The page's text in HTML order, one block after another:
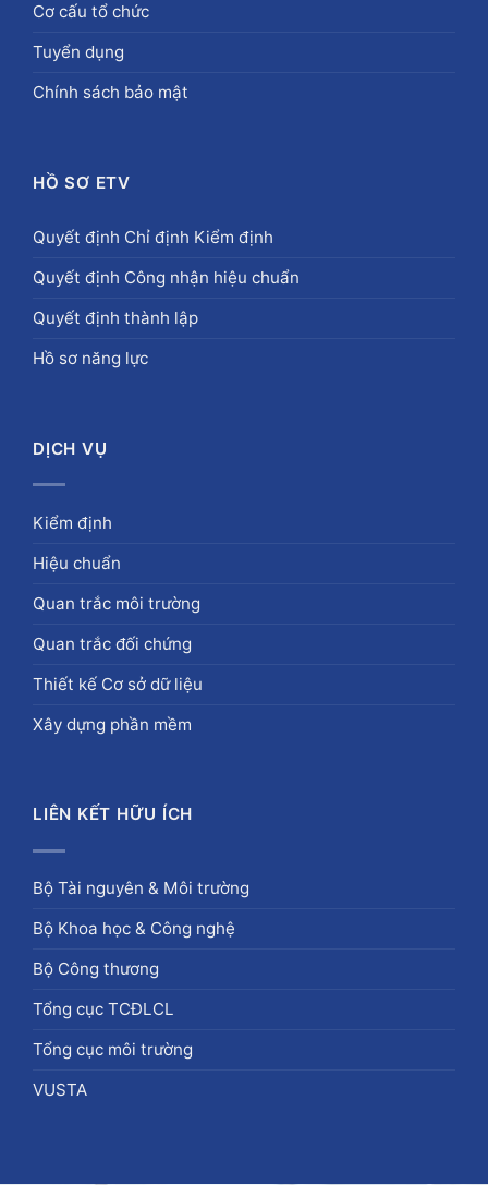
Cơ cấu tổ chức
Tuyển dụng
Chính sách bảo mật
HỒ SƠ ETV
Quyết định Chỉ định Kiểm định
Quyết định Công nhận hiệu chuẩn
Quyết định thành lập
Hồ sơ năng lực
DỊCH VỤ
Kiểm định
Hiệu chuẩn
Quan trắc môi trường
Quan trắc đối chứng
Thiết kế Cơ sở dữ liệu
Xây dựng phần mềm
LIÊN KẾT HỮU ÍCH
Bộ Tài nguyên & Môi trường
Bộ Khoa học & Công nghệ
Bộ Công thương
Tổng cục TCĐLCL
Tổng cục môi trường
VUSTA